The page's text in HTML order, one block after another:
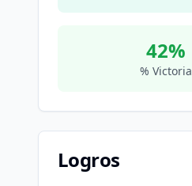
42%
% Victoria
Logros